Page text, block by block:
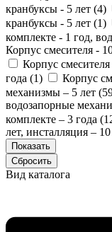
кранбуксы - 5 лет (4)
кранбуксы - 5 лет (1)
комплекте - 1 год,
Корпус смесителя -
Корпус
года (1)
Корпус
механизмы – 5 лет (
водозапорные
комплекте – 3 года (
лет, инсталляция –
Вид каталога